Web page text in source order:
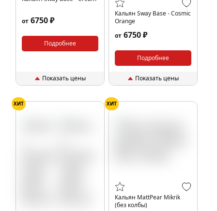
от 6750 ₽
Подробнее
Показать цены
Кальян Sway Base - Cosmic
Orange
от 6750 ₽
Подробнее
Показать цены
ХИТ ХИТ
Кальян MattPear Mikrik
(без колбы)